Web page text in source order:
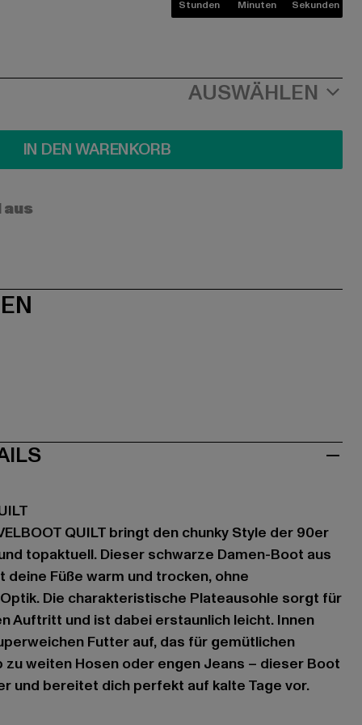
Stunden Minuten Sekunden
AUSWÄHLEN
IN DEN WARENKORB
QUILT bringt den chunky Style der 90er
topaktuell. Dieser schwarze Damen-Boot aus
Füße warm und trocken, ohne
Die charakteristische Plateausohle sorgt für
Auftritt und ist dabei erstaunlich leicht. Innen
Futter auf, das für gemütlichen
zu weiten Hosen oder engen Jeans – dieser Boot
und bereitet dich perfekt auf kalte Tage vor.